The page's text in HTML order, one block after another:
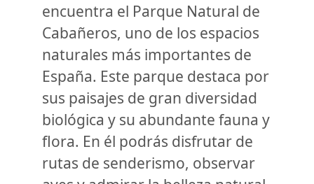
encuentra el Parque Natural de
Cabañeros, uno de los espacios
naturales más importantes de
España. Este parque destaca por
sus paisajes de gran diversidad
biológica y su abundante fauna y
flora. En él podrás disfrutar de
rutas de senderismo, observar